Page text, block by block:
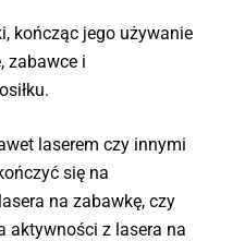
kończąc jego używanie
zabawce i
laserem czy innymi
się na
na zabawkę, czy
aktywności z lasera na